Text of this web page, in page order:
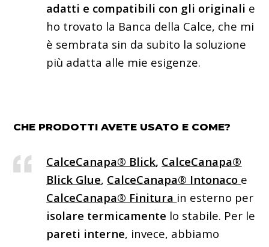
adatti e compatibili con gli originali e
ho trovato la Banca della Calce, che mi
è sembrata sin da subito la soluzione
più adatta alle mie esigenze.
CHE PRODOTTI AVETE USATO E COME?
CalceCanapa® Blick, CalceCanapa®
Blick Glue, CalceCanapa® Intonaco e
CalceCanapa® Finitura in esterno per
isolare termicamente lo stabile. Per le
pareti interne, invece, abbiamo